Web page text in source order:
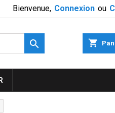
Bienvenue, Connexion ou
shopping_cart
